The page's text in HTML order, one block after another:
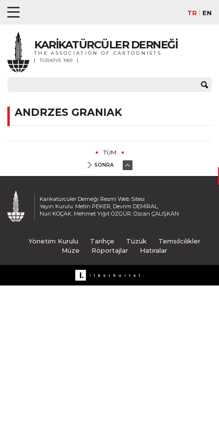
TR EN
KARİKATÜRCÜLER DERNEĞİ
THE ASSOCIATION OF CARTOONISTS
TÜRKİYE 1969
ANDRZES GRANIAK
TÜM
SONRA
Karikatürcüler Derneği Resmi Web Sitesi
Yayın Kurulu: Metin PEKER, Devrim DEMİRAL,
Nuri KOÇAK, Mehmet Yiğit ÖZGÜR, Özcan ÇALIŞKAN
Yönetim Kurulu Tarihçe Tüzük
Temsilcilikler
Müze
Röportajlar Hatıralar